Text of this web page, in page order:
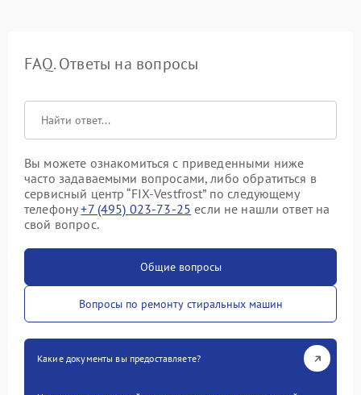
FAQ. Ответы на вопросы
Вы можете ознакомиться с приведенными ниже
часто задаваемыми вопросами, либо обратиться в
сервисный центр “FIX-Vestfrost” по следующему
телефону+7 (495) 023-73-25 если не нашли ответ на
свой вопрос.
Общие вопросы
Вопросы по ремонту стиральных машин
Какие документы вы предоставляете?